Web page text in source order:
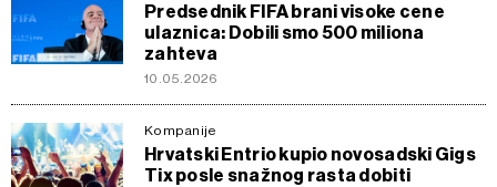
Predsednik FIFA brani visoke cene
ulaznica: Dobili smo 500 miliona
zahteva
10.05.2026
Kompanije
Hrvatski Entrio kupio novosadski Gigs
Tix posle snažnog rasta dobiti